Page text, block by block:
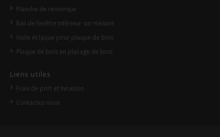
Planche de remorque
Rail de fenêtre inférieur sur mesure
Huile et laque pour plaque de bois
Plaque de bois en placage de bois
Liens utiles
Frais de port et livraison
Contactez-nous